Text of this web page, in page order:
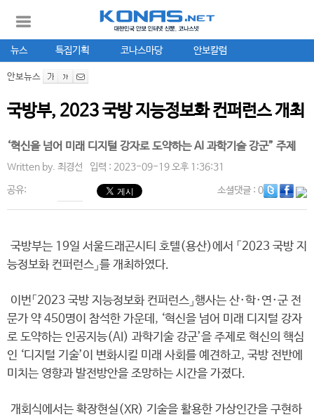
뉴스 특집기획 코나스마당 안보칼럼
안보뉴스
국방부, 2023 국방 지능정보화 컨퍼런스 개최
‘혁신을 넘어 미래 디지털 강자로 도약하는 AI 과학기술 강군” 주제
Written by. 최경선 입력 : 2023-09-19 오후 1:36:31
공유: 소셜댓글: 0
국방부는 19일 서울드래곤시티 호텔(용산)에서 「2023 국방 지
능정보화 컨퍼런스」를 개최하였다.
이번「2023 국방 지능정보화 컨퍼런스」행사는 산·학·연·군 전
문가 약 450명이 참석한 가운데, ‘혁신을 넘어 미래 디지털 강자
로 도약하는 인공지능(AI) 과학기술 강군’을 주제로 혁신의 핵심
인 ‘디지털 기술’이 변화시킬 미래 사회를 예견하고, 국방 전반에
미치는 영향과 발전방안을 조망하는 시간을 가졌다.
개회식에서는 확장현실(XR) 기술을 활용한 가상인간을 구현하